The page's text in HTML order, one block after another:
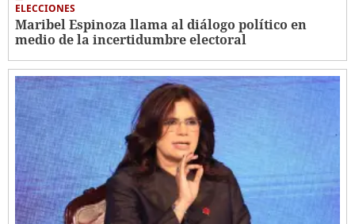
ELECCIONES
Maribel Espinoza llama al diálogo político en
medio de la incertidumbre electoral